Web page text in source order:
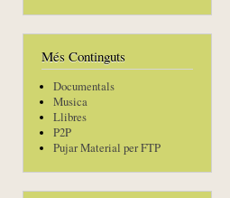
Més Continguts
Documentals
Musica
Llibres
P2P
Pujar Material per FTP